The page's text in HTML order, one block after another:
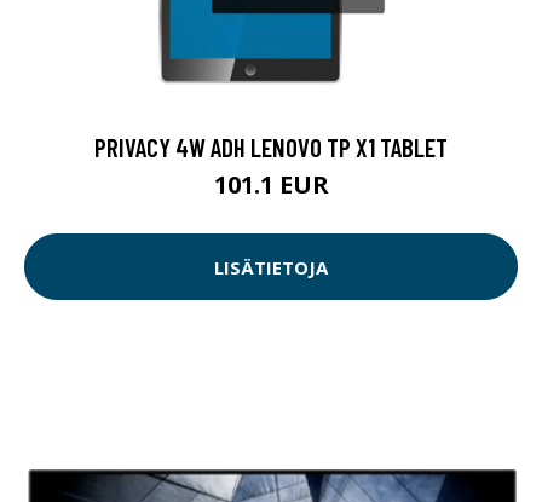
PRIVACY 4W ADH LENOVO TP X1 TABLET
101.1 EUR
LISÄTIETOJA